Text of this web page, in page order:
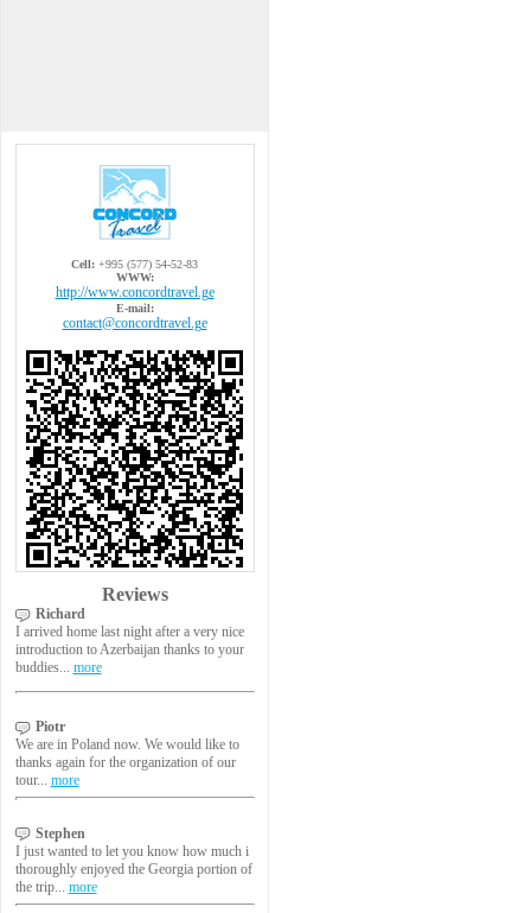
Cell: +995 (577) 54-52-83
WWW:
http://www.concordtravel.ge
E-mail:
contact@concordtravel.ge
Reviews
Richard
I arrived home last night after a very nice
introduction to Azerbaijan thanks to your
buddies... more
Piotr
We are in Poland now. We would like to
thanks again for the organization of our
tour... more
Stephen
I just wanted to let you know how much i
thoroughly enjoyed the Georgia portion of
the trip... more